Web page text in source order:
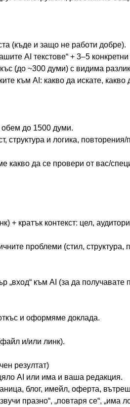
(къде и защо не работи добре).
AI текстове“ + 3–5
(до ~300 думи) с видима
към AI: какво да искате,
обем до 1500 думи.
структура и логика,
какво да се провери от вас/
+ кратък контекст: цел,
проблеми (стил, структура,
„вход“ към AI (за да получавате
и оформяме доклада.
и/или линк).
резултат)
AI или има и ваша редакция.
блог, имейл, оферта,
празно“, „повтаря се“, „има